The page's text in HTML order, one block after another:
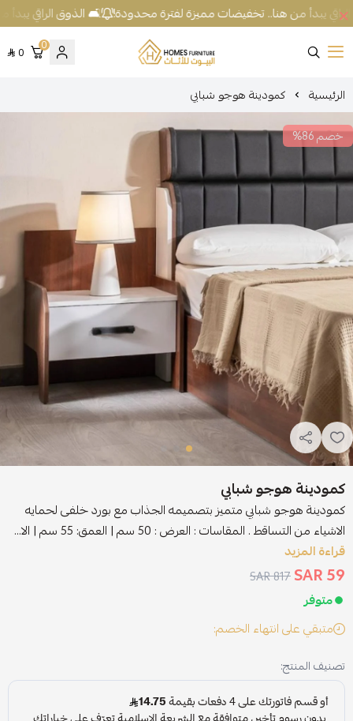
يبدأ من هنا.. تخفيضات مميزة لفترة محدودة! 🛋️ الذوق الراقي يبدأ
شركة البيوت للأثاث
0
0
الرئيسية
كمودينة هوجو شبابي
خصم 86%
كمودينة هوجو شبابي
كمودينة هوجو شبابي متميز بتصميمه الجذاب مع بورد خلفى لحمايه
الاشياء من التساقط . المقاسات : العرض : 50 سم | العمق: 55 سم | الا...
قراءة المزيد
59 SAR
817 SAR
متوفر
متبقي على انتهاء الخصم:
تصنيف المنتج: